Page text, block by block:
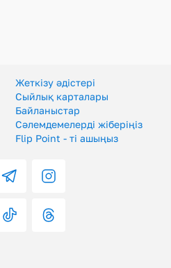
Жеткізу әдістері
Сыйлық карталары
Байланыстар
Сәлемдемелерді жіберіңіз
Flip Point - ті ашыңыз